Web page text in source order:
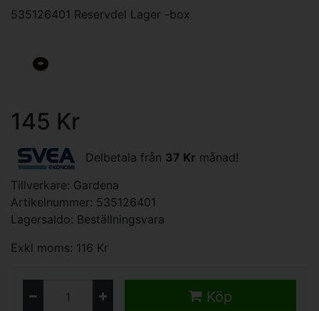
535126401 Reservdel Lager -box
145 Kr
Delbetala från 37 Kr månad!
Tillverkare: Gardena
Artikelnummer: 535126401
Lagersaldo: Beställningsvara
Exkl moms: 116 Kr
Köp